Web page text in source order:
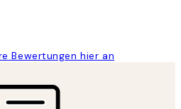
Bewertungen hier an